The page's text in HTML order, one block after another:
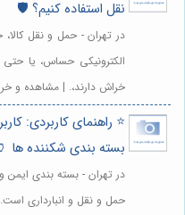
نقل استفاده کنیم؟ 🛡️
در تهران - حمل و نقل
الکترونیکی حساس، یا حتی
خراش دارند،. | مشاهده و
⭐️ راهنمای کاربردی:
بسته بندی شکننده ها
در تهران - بسته بندی ایمن
حمل و نقل و انبارداری